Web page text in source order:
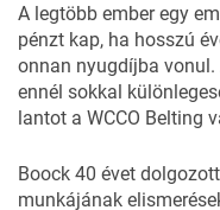
A legtöbb ember egy
pénzt kap, ha hosszú
onnan nyugdíjba
ennél sokkal
lantot a WCCO Belting
Boock 40 évet
munkájának